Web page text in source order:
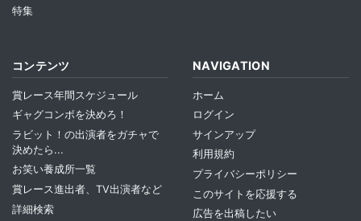
特集
コンテンツ
賞レース年間スケジュール
ギャグコンボを決めろ！
ラビット！の出演者をガチャで
決めたら...
お笑い養成所一覧
賞レース進出者、TV出演者など
詳細検索
NAVIGATION
ホーム
ログイン
サインアップ
利用規約
プライバシーポリシー
このサイトを応援する
広告を出稿したい